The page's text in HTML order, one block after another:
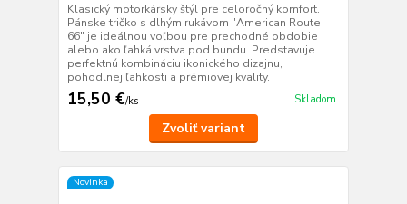
Klasický motorkársky štýl pre celoročný komfort.
Pánske tričko s dlhým rukávom "American Route
66" je ideálnou voľbou pre prechodné obdobie
alebo ako ľahká vrstva pod bundu. Predstavuje
perfektnú kombináciu ikonického dizajnu,
pohodlnej ľahkosti a prémiovej kvality.
15,50 €/ks Skladom
Zvoliť variant
Novinka